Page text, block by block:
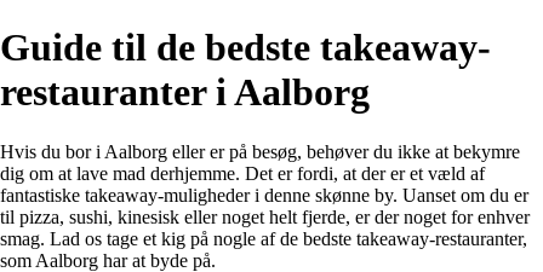
Guide til de bedste takeaway-
restauranter i Aalborg
Hvis du bor i Aalborg eller er på besøg, behøver du ikke at bekymre
dig om at lave mad derhjemme. Det er fordi, at der er et væld af
fantastiske takeaway-muligheder i denne skønne by. Uanset om du er
til pizza, sushi, kinesisk eller noget helt fjerde, er der noget for enhver
smag. Lad os tage et kig på nogle af de bedste takeaway-restauranter,
som Aalborg har at byde på.